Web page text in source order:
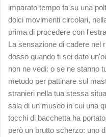
imparato tempo fa su una
dolci movimenti circolari,
prima di procedere con
La sensazione di cadere nel
dosso quando ti sei dato
non ne vedi: o se ne stanno
metodo per pattinare sul
stranieri nella tua stessa
sala di un museo in cui una
tocchi di bacchetta ha
però un brutto scherzo: uno